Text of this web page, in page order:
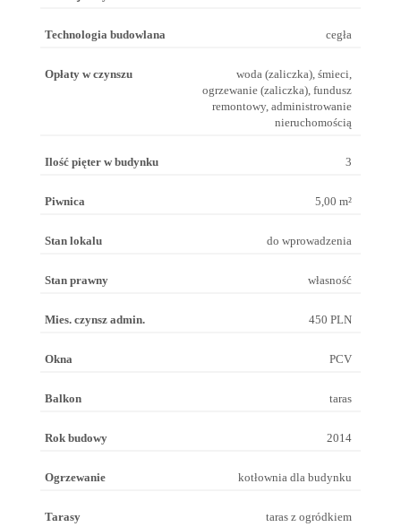
Technologia budowlana cegła
Opłaty w czynszu
woda (zaliczka), śmieci,
ogrzewanie (zaliczka), fundusz
remontowy, administrowanie
nieruchomością
Ilość pięter w budynku 3
Piwnica 5,00 m²
Stan lokalu do wprowadzenia
Stan prawny własność
Mies. czynsz admin. 450 PLN
Okna PCV
Balkon taras
Rok budowy 2014
Ogrzewanie kotłownia dla budynku
Tarasy taras z ogródkiem